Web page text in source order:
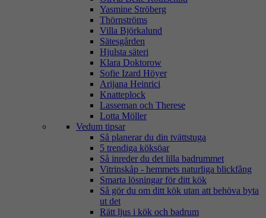
Yasmine Ströberg
Thörnströms
Villa Björkalund
Sätesgården
Hjulsta säteri
Klara Doktorow
Sofie Izard Höyer
Arijana Heinrici
Knatteplock
Lasseman och Therese
Lotta Möller
Vedum tipsar
Så planerar du din tvättstuga
5 trendiga köksöar
Så inreder du det lilla badrummet
Vitrinskåp - hemmets naturliga blickfång
Smarta lösningar för ditt kök
Så gör du om ditt kök utan att behöva byta
ut det
Rätt ljus i kök och badrum